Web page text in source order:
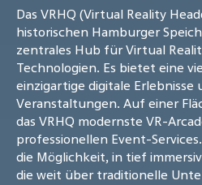
Das VRHQ (Virtual Reality
historischen Hamburger
zentrales Hub für Virtual
Technologien. Es bietet eine
einzigartige digitale Erlebnisse
Veranstaltungen. Auf einer
das VRHQ modernste VR-
professionellen Event-
die Möglichkeit, in tief
die weit über traditionelle